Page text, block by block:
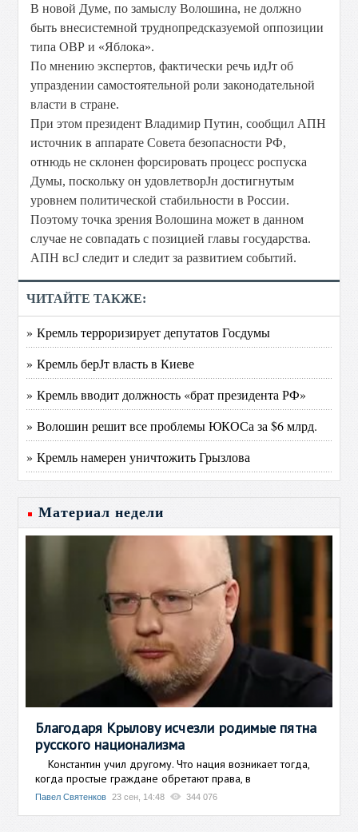
В новой Думе, по замыслу Волошина, не должно
быть внесистемной труднопредсказуемой оппозиции
типа ОВР и «Яблока».
По мнению экспертов, фактически речь идЈт об
упраздении самостоятельной роли законодательной
власти в стране.
При этом президент Владимир Путин, сообщил АПН
источник в аппарате Совета безопасности РФ,
отнюдь не склонен форсировать процесс роспуска
Думы, поскольку он удовлетворЈн достигнутым
уровнем политической стабильности в России.
Поэтому точка зрения Волошина может в данном
случае не совпадать с позицией главы государства.
АПН всЈ следит и следит за развитием событий.
ЧИТАЙТЕ ТАКЖЕ:
» Кремль терроризирует депутатов Госдумы
» Кремль берЈт власть в Киеве
» Кремль вводит должность «брат президента РФ»
» Волошин решит все проблемы ЮКОСа за $6 млрд.
» Кремль намерен уничтожить Грызлова
Материал недели
Благодаря Крылову исчезли родимые пятна
русского национализма
Константин учил другому. Что нация возникает тогда,
когда простые граждане обретают права, в
Павел Святенков 23 сен, 14:48 344 076